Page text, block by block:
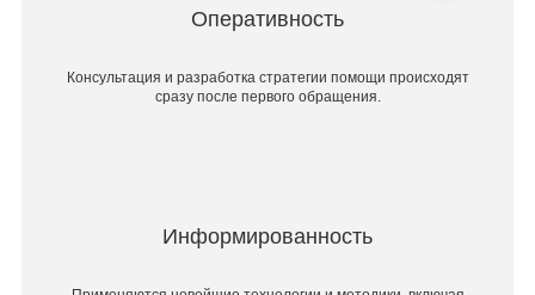
Оперативность
Консультация и разработка стратегии помощи происходят
сразу после первого обращения.
Информированность